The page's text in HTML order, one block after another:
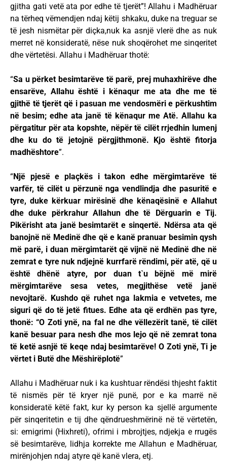
gjitha gati vetë ata por edhe të tjerët”! Allahu i Madhëruar
na tërheq vëmendjen ndaj këtij shkaku, duke na treguar se
të jesh nismëtar për diçka,nuk ka asnjë vlerë dhe as nuk
merret në konsideratë, nëse nuk shoqërohet me sinqeritet
dhe vërtetësi. Allahu i Madhëruar thotë:
“Sa u përket besimtarëve të parë, prej muhaxhirëve dhe
ensarëve, Allahu është i kënaqur me ata dhe me të
gjithë të tjerët që i pasuan me vendosmëri e përkushtim
në besim; edhe ata janë të kënaqur me Atë. Allahu ka
përgatitur për ata kopshte, nëpër të cilët rrjedhin lumenj
dhe ku do të jetojnë përgjithmonë. Kjo është fitorja
madhështore”.
“Një pjesë e plaçkës i takon edhe mërgimtarëve të
varfër, të cilët u përzunë nga vendlindja dhe pasuritë e
tyre, duke kërkuar mirësinë dhe kënaqësinë e Allahut
dhe duke përkrahur Allahun dhe të Dërguarin e Tij.
Pikërisht ata janë besimtarët e sinqertë. Ndërsa ata që
banojnë në Medinë dhe që e kanë pranuar besimin qysh
më parë, i duan mërgimtarët që vijnë në Medinë dhe në
zemrat e tyre nuk ndjejnë kurrfarë rëndimi, për atë, që u
është dhënë atyre, por duan t`u bëjnë më mirë
mërgimtarëve sesa vetes, megjithëse vetë janë
nevojtarë. Kushdo që ruhet nga lakmia e vetvetes, me
siguri që do të jetë fitues. Edhe ata që erdhën pas tyre,
thonë: “O Zoti ynë, na fal ne dhe vëllezërit tanë, të cilët
kanë besuar para nesh dhe mos lejo që në zemrat tona
të ketë asnjë të keqe ndaj besimtarëve! O Zoti ynë, Ti je
vërtet i Butë dhe Mëshirëplotë”
Allahu i Madhëruar nuk i ka kushtuar rëndësi thjesht faktit
të nismës për të kryer një punë, por e ka marrë në
konsideratë këtë fakt, kur ky person ka sjellë argumente
për sinqeritetin e tij dhe qëndrueshmërinë në të vërtetën,
si: emigrimi (Hixhreti), ofrimi i mbrojtjes, ndjekja e rrugës
së besimtarëve, lidhja korrekte me Allahun e Madhëruar,
mirënjohjen ndaj atyre që kanë vlera, etj.